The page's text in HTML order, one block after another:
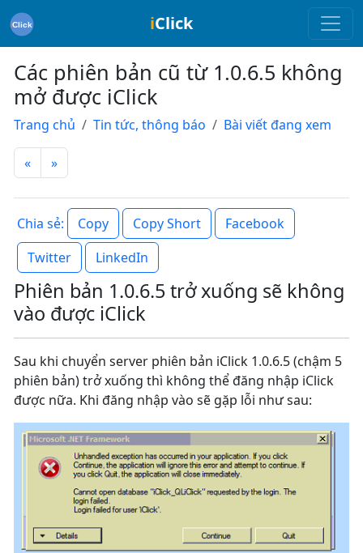
iClick
Các phiên bản cũ từ 1.0.6.5 không
mở được iClick
Trang chủ Tin tức, thông báo Bài viết đang xem
« »
Chia sẻ: Copy Copy Short
Facebook
Twitter
LinkedIn
Phiên bản 1.0.6.5 trở xuống sẽ không
vào được iClick
Sau khi chuyển server phiên bản iClick 1.0.6.5 (chậm 5
phiên bản) trở xuống thì không thể đăng nhập iClick
được nữa. Khi đăng nhập vào sẽ gặp lỗi như sau: